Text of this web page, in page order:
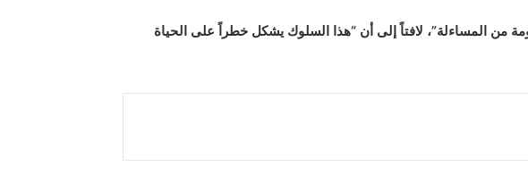
من المساءلة”، لافتاً إلى أن “هذا السلوك يشكل خطراً على الحياة